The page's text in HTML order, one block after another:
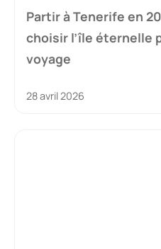
Partir à Tenerife en
choisir l’île éternelle
voyage
28 avril 2026